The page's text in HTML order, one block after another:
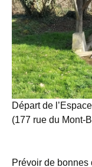
Départ de
(177 rue du Mont-
Prévoir de bonnes